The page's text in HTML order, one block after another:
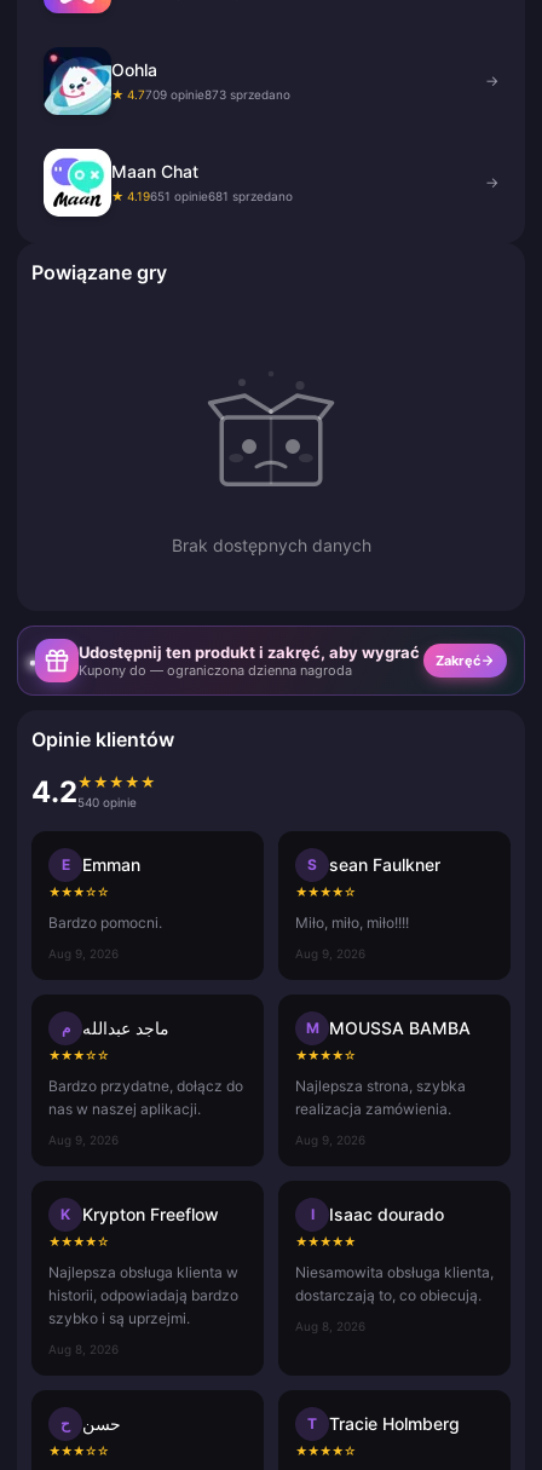
Oohla
★ 4.7709 opinie873 sprzedano
→
Maan Chat
★ 4.19651 opinie681 sprzedano
→
Powiązane gry
Brak dostępnych danych
Udostępnij ten produkt i zakręć, aby wygrać
Kupony do — ograniczona dzienna nagroda
Zakręć
Opinie klientów
4.2★ ★ ★ ★ ★
540 opinie
E Emman
★★★☆☆
Bardzo pomocni.
Aug 9, 2026
S sean Faulkner
★★★★☆
Miło, miło, miło!!!!
Aug 9, 2026
م ماجد عبدالله
★★★☆☆
Bardzo przydatne, dołącz do
nas w naszej aplikacji.
Aug 9, 2026
M MOUSSA BAMBA
★★★★☆
Najlepsza strona, szybka
realizacja zamówienia.
Aug 9, 2026
K Krypton Freeflow
★★★★☆
Najlepsza obsługa klienta w
historii, odpowiadają bardzo
szybko i są uprzejmi.
Aug 8, 2026
I Isaac dourado
★★★★★
Niesamowita obsługa klienta,
dostarczają to, co obiecują.
Aug 8, 2026
ح حسن
★★★☆☆
T Tracie Holmberg
★★★★☆